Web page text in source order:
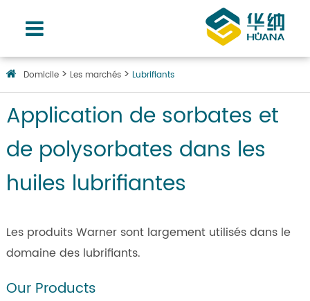
Domicile Les marchés Lubrifiants
Application de sorbates et
de polysorbates dans les
huiles lubrifiantes
Les produits Warner sont largement utilisés dans le
domaine des lubrifiants.
Our Products